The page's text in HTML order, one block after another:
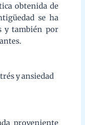
proveniente
Muy apreciada
terapéuticos,
y cantidad de
herramientas